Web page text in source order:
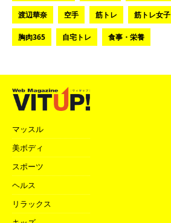
渡辺華奈 空手 筋トレ 筋トレ女子
胸肉365 自宅トレ 食事・栄養
マッスル
美ボディ
スポーツ
ヘルス
リラックス